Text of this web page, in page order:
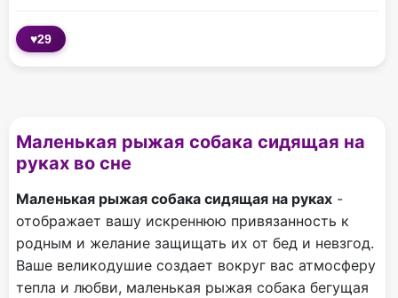
♥29
Маленькая рыжая собака сидящая на
руках во сне
Маленькая рыжая собака сидящая на руках -
отображает вашу искреннюю привязанность к
родным и желание защищать их от бед и невзгод.
Ваше великодушие создает вокруг вас атмосферу
тепла и любви, маленькая рыжая собака бегущая